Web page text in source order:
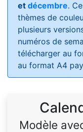
et décembre.
thèmes de
plusieurs
numéros de
télécharger au
au format A4
Modèle